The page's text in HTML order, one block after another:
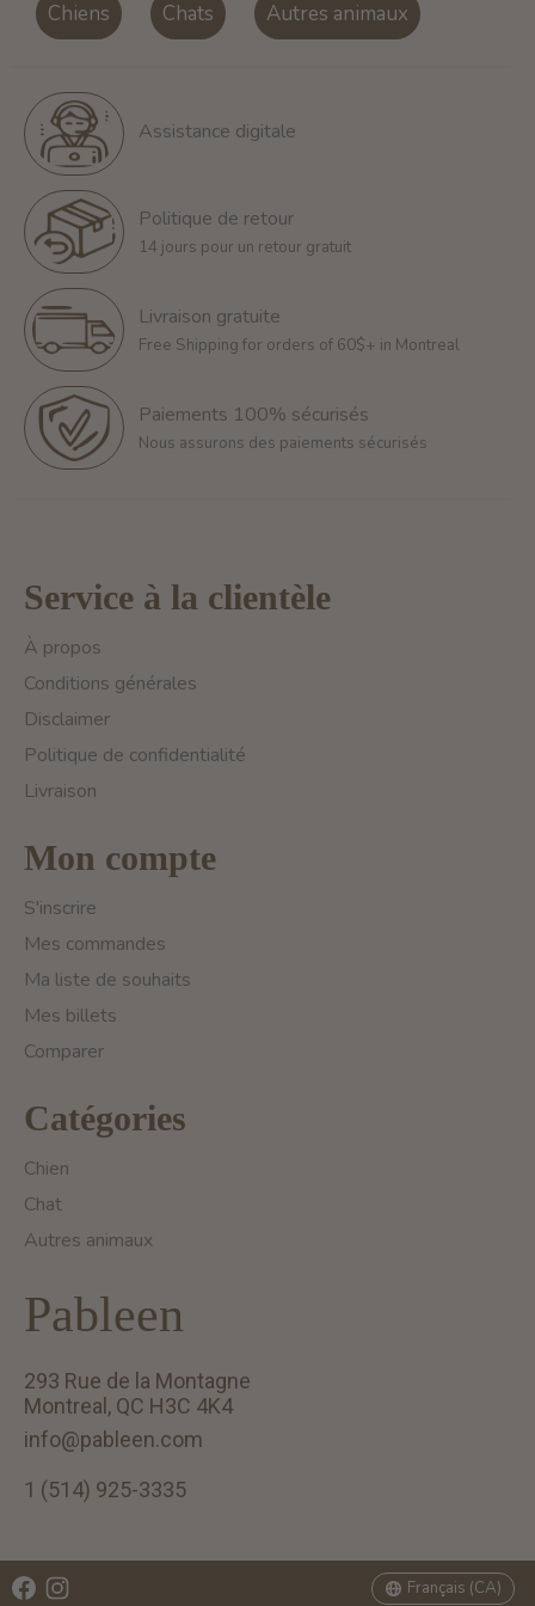
Chiens Chats Autres animaux
Assistance digitale
Politique de retour
14 jours pour un retour gratuit
Livraison gratuite
Free Shipping for orders of 60$+ in Montreal
Paiements 100% sécurisés
Nous assurons des paiements sécurisés
Service à la clientèle
À propos
Conditions générales
Disclaimer
Politique de confidentialité
Livraison
Mon compte
S'inscrire
Mes commandes
Ma liste de souhaits
Mes billets
Comparer
Catégories
Chien
Chat
Autres animaux
Pableen
293 Rue de la Montagne
Montreal, QC H3C 4K4
info@pableen.com
1 (514) 925-3335
Français (CA)